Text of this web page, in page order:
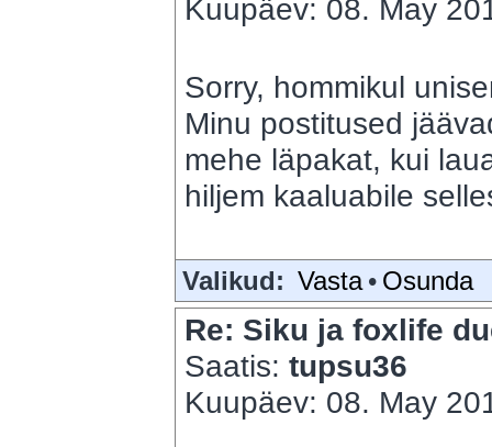
Kuupäev: 08. May
Sorry, hommikul
Minu postitused
mehe läpakat, kui
hiljem kaaluabile
Valikud: Vasta • Osunda
Re: Siku ja foxlife
Saatis: tupsu36
Kuupäev: 08. May